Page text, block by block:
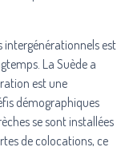
intergénérationnels est
La Suède a
est une
démographiques
se sont installées
de colocations, ce